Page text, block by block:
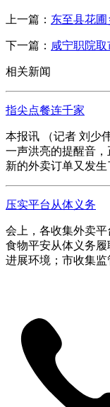
上一篇： 东至县花
下一篇： 咸宁职院
相关新闻
指尖点餐连千家
本报讯 （记者 刘少
一声洪亮的提醒音
新的外卖订单又发生
压实平台从体义务
会上，各收集外卖
食物平安从体义务
进展环境；市收集监